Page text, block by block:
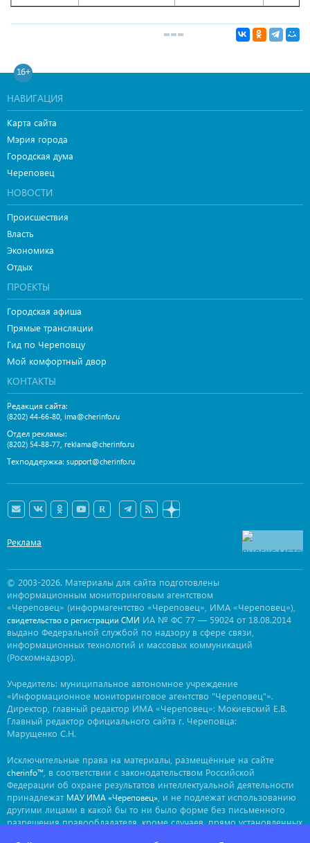
16+
НАВИГАЦИЯ
Карта сайта
Мэрия города
Городская дума
Череповец
НОВОСТИ
Происшествия
Власть
Экономика
Отдых
ПРОЕКТЫ
Городская афиша
Прямые трансляции
Гид по Череповцу
Мой комфортный двор
КОНТАКТЫ
Редакция сайта:
(8202) 44-66-80, ima@cherinfo.ru
Отдел рекламы:
(8202) 54-88-77, reklama@cherinfo.ru
Техподдержка: support@cherinfo.ru
Реклама
© 2003-2026. Материалы для сайта подготовлены
информационным мониторинговым агентством
«Череповец» (информагентство «Череповец», ИМА «Череповец»),
свидетельство о регистрации СМИ ИА № ФС 77 — 59024 от 18.08.2014
выдано Федеральной службой по надзору в сфере связи,
информационных технологий и массовых коммуникаций
(Роскомнадзор).
Учредитель: муниципальное автономное учреждение
«Информационное мониторинговое агентство "Череповец"».
Директор, главный редактор ИМА «Череповец»: Мокиевский Е.В.
Главный редактор официального сайта г. Череповца:
Марущенко С.Н.
Исключительные права на материалы, размещённые на сайте
cherinfo™ , в соответствии с законодательством Российской
Федерации об охране результатов интеллектуальной деятельности
принадлежат МАУ ИМА «Череповец» , и не подлежат использованию
другими лицами в какой бы то ни было форме без письменного
разрешения правообладателя, кроме случаев, прямо установленных